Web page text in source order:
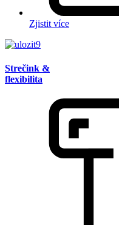
Zjistit více
Strečink &
flexibilita